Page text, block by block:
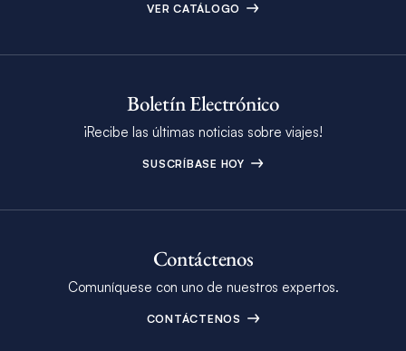
VER CATÁLOGO
Boletín Electrónico
¡Recibe las últimas noticias sobre viajes!
SUSCRÍBASE HOY
Contáctenos
Comuníquese con uno de nuestros expertos.
CONTÁCTENOS